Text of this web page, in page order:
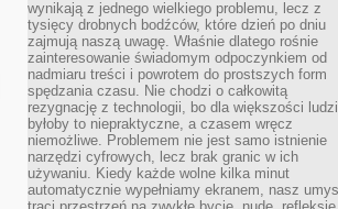
wynikają z jednego wielkiego problemu, lecz z
tysięcy drobnych bodźców, które dzień po dniu
zajmują naszą uwagę. Właśnie dlatego rośnie
zainteresowanie świadomym odpoczynkiem od
nadmiaru treści i powrotem do prostszych form
spędzania czasu. Nie chodzi o całkowitą
rezygnację z technologii, bo dla większości ludzi
byłoby to niepraktyczne, a czasem wręcz
niemożliwe. Problemem nie jest samo istnienie
narzędzi cyfrowych, lecz brak granic w ich
używaniu. Kiedy każde wolne kilka minut
automatycznie wypełniamy ekranem, nasz